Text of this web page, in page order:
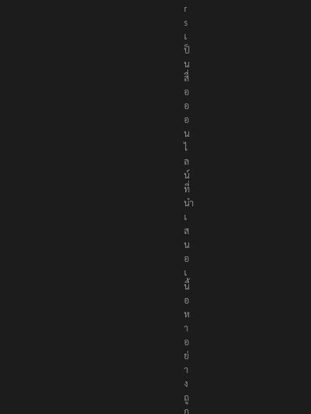
r
s
เ
ป็
น
สื่
อ
อ
อ
น
ไ
ล
น์
ที่
นำ
เ
ส
น
อ
เ
นื้
อ
ห
า
อ
ย่
า
ง
ถู
ก